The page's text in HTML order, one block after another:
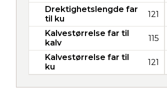
Drektighetslengde far
til ku
121
Kalvestørrelse far til
kalv
115
Kalvestørrelse far til
ku
121